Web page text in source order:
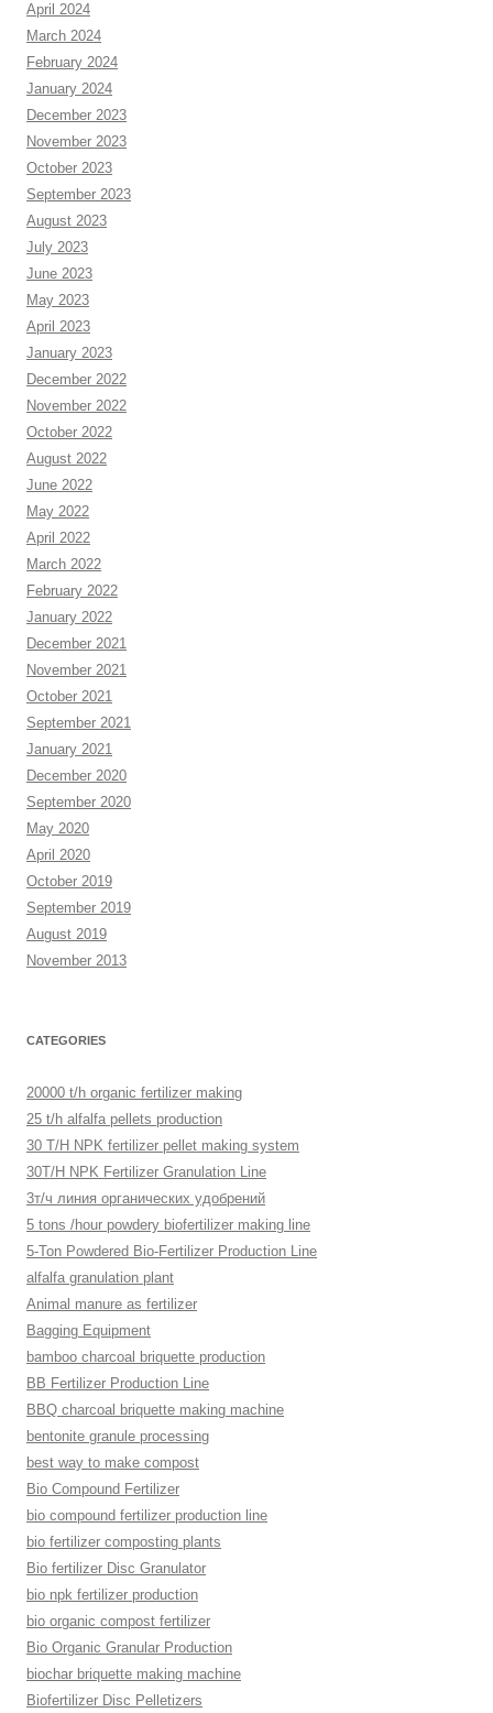
April 2024
March 2024
February 2024
January 2024
December 2023
November 2023
October 2023
September 2023
August 2023
July 2023
June 2023
May 2023
April 2023
January 2023
December 2022
November 2022
October 2022
August 2022
June 2022
May 2022
April 2022
March 2022
February 2022
January 2022
December 2021
November 2021
October 2021
September 2021
January 2021
December 2020
September 2020
May 2020
April 2020
October 2019
September 2019
August 2019
November 2013
CATEGORIES
20000 t/h organic fertilizer making
25 t/h alfalfa pellets production
30 T/H NPK fertilizer pellet making system
30T/H NPK Fertilizer Granulation Line
3т/ч линия органических удобрений
5 tons /hour powdery biofertilizer making line
5-Ton Powdered Bio-Fertilizer Production Line
alfalfa granulation plant
Animal manure as fertilizer
Bagging Equipment
bamboo charcoal briquette production
BB Fertilizer Production Line
BBQ charcoal briquette making machine
bentonite granule processing
best way to make compost
Bio Compound Fertilizer
bio compound fertilizer production line
bio fertilizer composting plants
Bio fertilizer Disc Granulator
bio npk fertilizer production
bio organic compost fertilizer
Bio Organic Granular Production
biochar briquette making machine
Biofertilizer Disc Pelletizers